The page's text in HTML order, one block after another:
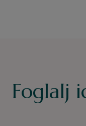
Foglalj